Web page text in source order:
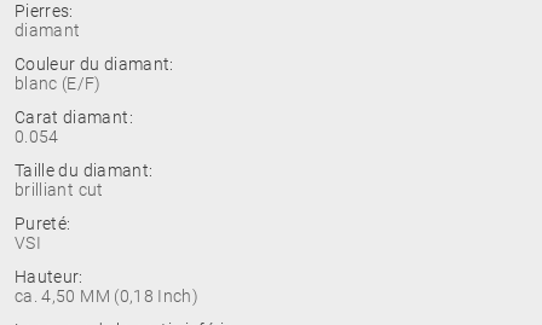
Pierres:
diamant
Couleur du diamant:
blanc (E/F)
Carat diamant:
0.054
Taille du diamant:
brilliant cut
Pureté:
VSI
Hauteur:
ca. 4,50 MM (0,18 Inch)